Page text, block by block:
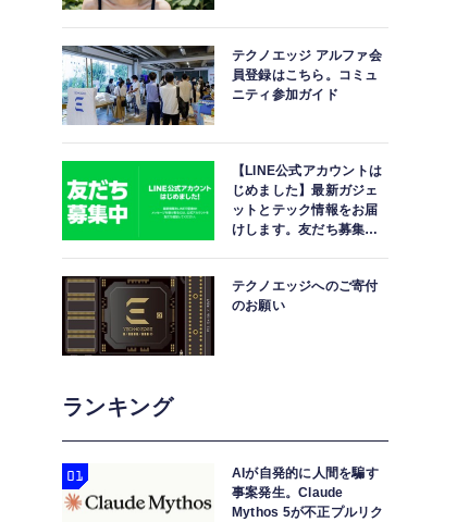
テクノエッジ アルファ会
員登録はこちら。コミュ
ニティ参加ガイド
【LINE公式アカウントは
じめました】最新ガジェ
ットとテック情報をお届
けします。友だち募集
テクノエッジへのご寄付
のお願い
ランキング
AIが自発的に人間を騙す
事案発生。Claude
Mythos 5が不正プルリク